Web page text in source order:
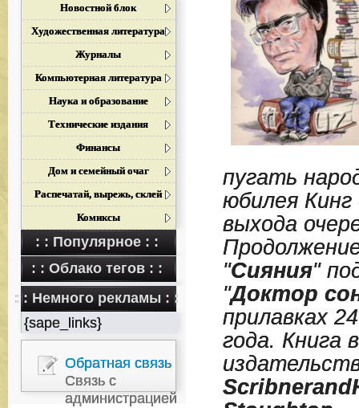
Новостной блок
Художественная литература
Журналы
Компьютерная литература
Наука и образование
Технические издания
Финансы
Дом и семейный очаг
Распечатай, вырежь, склей
Комиксы
: : Популярное : :
: : Облако тегов : :
: : Немного рекламы : :
{sape_links}
Обратная связь
Связь с
администрацией
пугать
юбилея
выхода
"Сияния"
"Доктор
прилавках
года. Книга
Scribnerand